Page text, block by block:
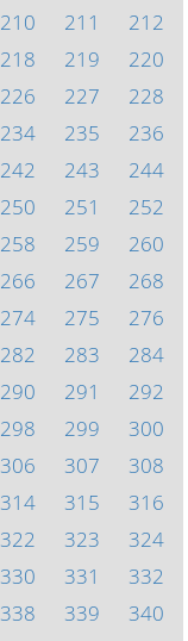
210 211
212
218 219
220
226 227
228
234 235
236
242 243
244
250 251
252
258 259
260
266 267
268
274 275
276
282 283
284
290 291
292
298 299
300
306 307
308
314 315
316
322 323
324
330 331
332
338 339
340